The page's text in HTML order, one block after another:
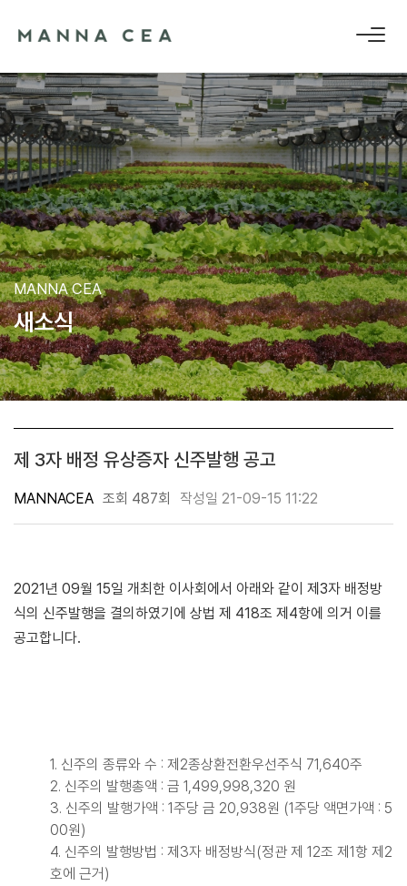
MANNA CEA
새소식
제 3자 배정 유상증자 신주발행 공고
MANNACEA 조회 487회 작성일 21-09-15 11:22
2021년 09월 15일 개최한 이사회에서 아래와 같이 제3자 배정방
식의 신주발행을 결의하였기에 상법 제 418조 제4항에 의거 이를
공고합니다.
1. 신주의 종류와 수 : 제2종상환전환우선주식 71,640주
2. 신주의 발행총액 : 금 1,499,998,320 원
3. 신주의 발행가액 : 1주당 금 20,938원 (1주당 액면가액 : 5
00원)
4. 신주의 발행방법 : 제3자 배정방식(정관 제 12조 제1항 제2
호에 근거)